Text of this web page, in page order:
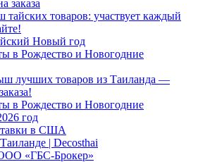
заказа
товаров: участвует каждый
Новый год
в Рождество и Новогодние
лучших товаров из Таиланда —
в Рождество и Новогодние
год
в США
| Decosthai
«ГБС-Брокер»